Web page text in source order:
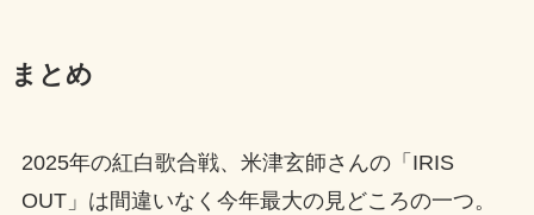
まとめ
2025年の紅白歌合戦、米津玄師さんの「IRIS
OUT」は間違いなく今年最大の見どころの一つ。